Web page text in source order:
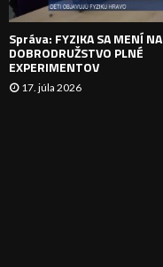
Správa: FYZIKA SA MENÍ NA
DOBRODRUŽSTVO PLNÉ
EXPERIMENTOV
17. júla 2026